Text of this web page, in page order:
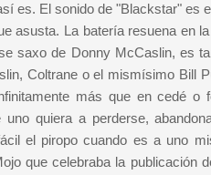
es. El sonido de "Blackstar" es
asusta. La batería resuena en
saxo de Donny McCaslin, es
Coltrane o el mismísimo Bill
más que en cedé o
quiera a perderse,
el piropo cuando es a uno
que celebraba la publicación